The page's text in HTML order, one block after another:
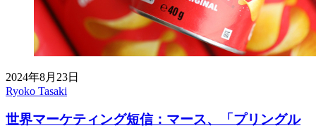
2024年8月23日
Ryoko Tasaki
世界マーケティング短信：マース、「プリングル